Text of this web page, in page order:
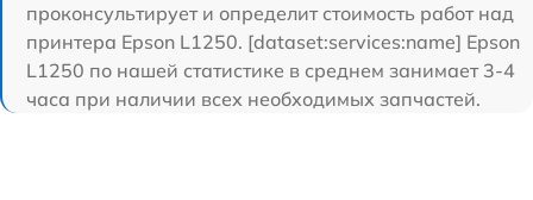
проконсультирует и определит стоимость работ над
принтера Epson L1250. [dataset:services:name] Epson
L1250 по нашей статистике в среднем занимает 3-4
часа при наличии всех необходимых запчастей.